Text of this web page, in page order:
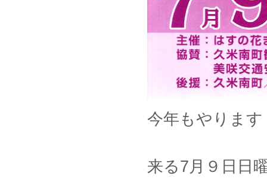
今年もやりま
来る7月９日日